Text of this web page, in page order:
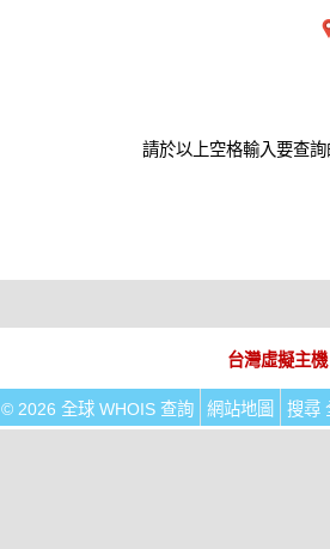
請於以上空格輸入要查詢
台灣虛擬主機
© 2026 全球 WHOIS 查詢 網站地圖 搜尋